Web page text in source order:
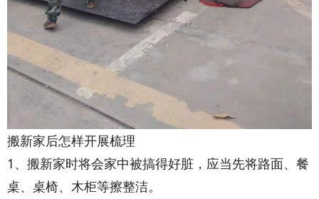
搬新家后怎样开展梳理
1、搬新家时将会家中被搞得好脏，应当先将路面、餐
桌、桌椅、木柜等擦整洁。